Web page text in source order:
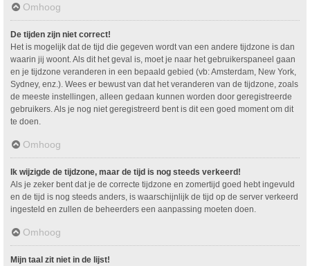
Omhoog
De tijden zijn niet correct!
Het is mogelijk dat de tijd die gegeven wordt van een andere tijdzone is dan
waarin jij woont. Als dit het geval is, moet je naar het gebruikerspaneel gaan
en je tijdzone veranderen in een bepaald gebied (vb: Amsterdam, New York,
Sydney, enz.). Wees er bewust van dat het veranderen van de tijdzone, zoals
de meeste instellingen, alleen gedaan kunnen worden door geregistreerde
gebruikers. Als je nog niet geregistreerd bent is dit een goed moment om dit
te doen.
Omhoog
Ik wijzigde de tijdzone, maar de tijd is nog steeds verkeerd!
Als je zeker bent dat je de correcte tijdzone en zomertijd goed hebt ingevuld
en de tijd is nog steeds anders, is waarschijnlijk de tijd op de server verkeerd
ingesteld en zullen de beheerders een aanpassing moeten doen.
Omhoog
Mijn taal zit niet in de lijst!